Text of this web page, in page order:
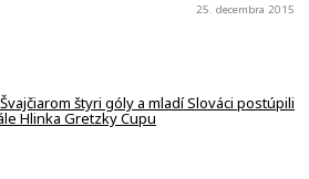
25. decembra 2015
štyri góly a mladí Slováci postúpili
Hlinka Gretzky Cupu